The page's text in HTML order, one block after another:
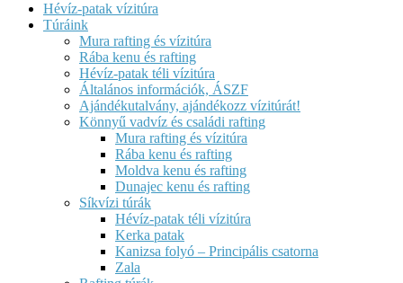
Hévíz-patak vízitúra
Túráink
Mura rafting és vízitúra
Rába kenu és rafting
Hévíz-patak téli vízitúra
Általános információk, ÁSZF
Ajándékutalvány, ajándékozz vízitúrát!
Könnyű vadvíz és családi rafting
Mura rafting és vízitúra
Rába kenu és rafting
Moldva kenu és rafting
Dunajec kenu és rafting
Síkvízi túrák
Hévíz-patak téli vízitúra
Kerka patak
Kanizsa folyó – Principális csatorna
Zala